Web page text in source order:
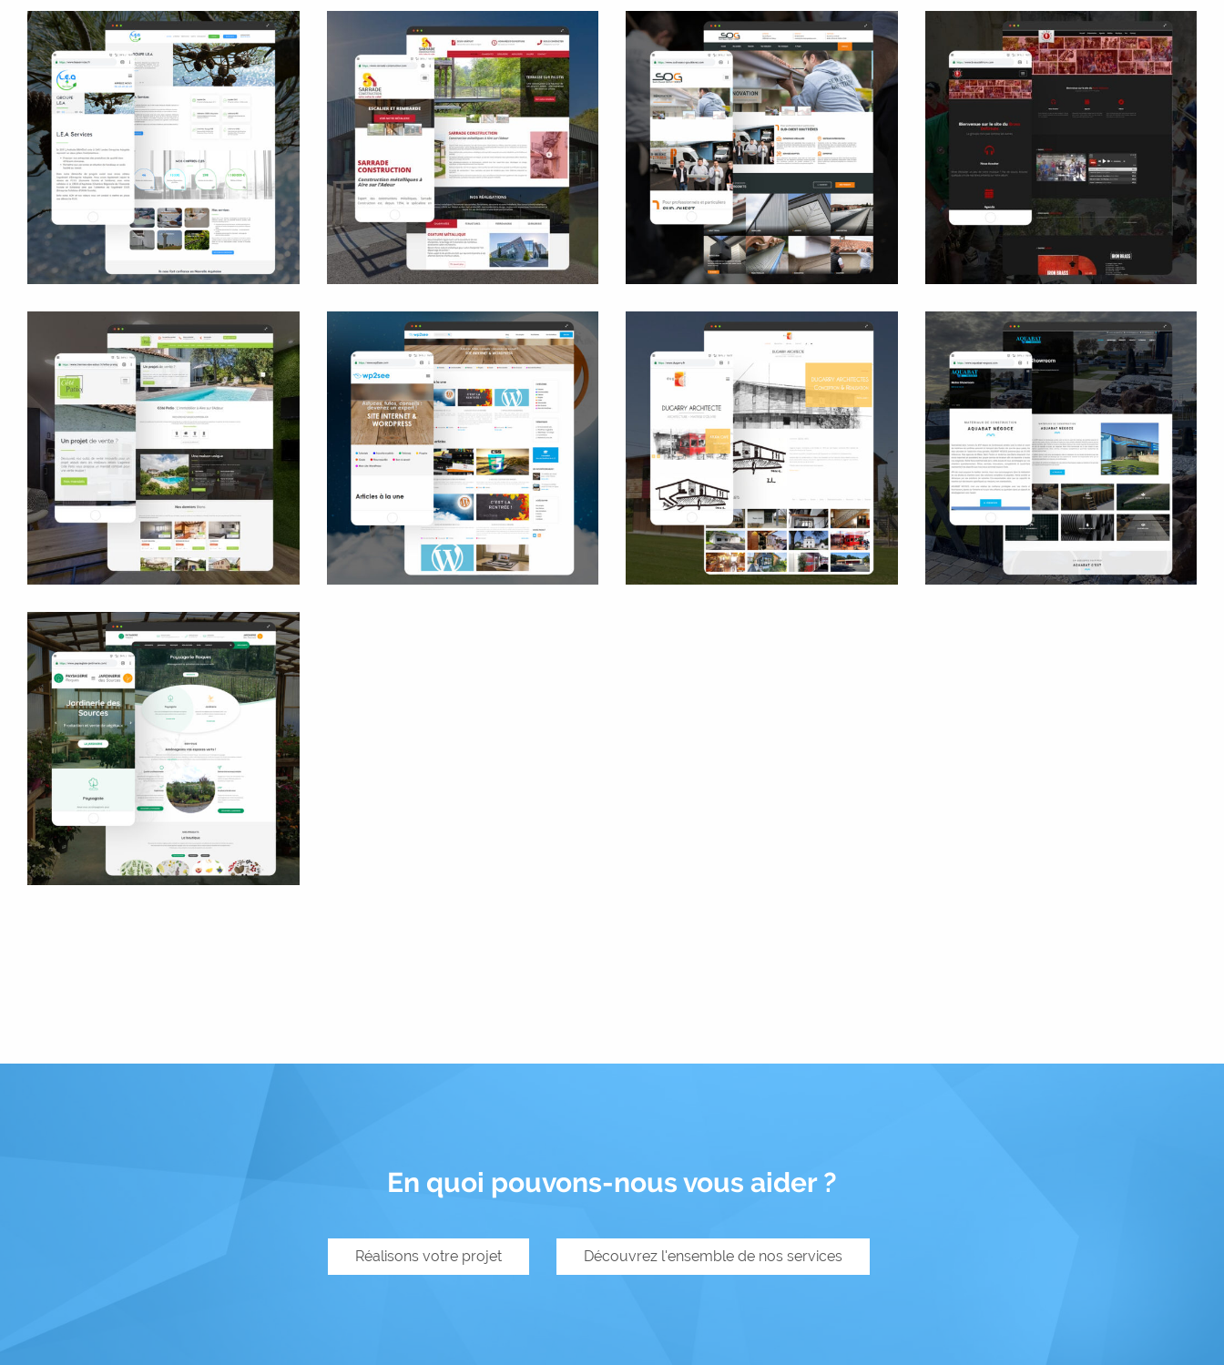
LEA Services
Site internet
Rédaction
Sarrade construction
Site internet
Rédaction des contenus
Sud Ouest Gouttières
Site internet
Logo
Carte de visite
Flocage voiture
Brass Délirium
Facebook
Visuels de communication
Côté Patio Immobilier
Site internet
Rédaction des contenus
Signalétique
Carte de visite
Wp2see
Blog et vente en ligne
Dugarry Architecte
Site internet
Rédaction
Aquabat Négoce
Site internet
Rédaction
Jardinerie des Sources
Site internet
Modernisation logo
En quoi pouvons-nous vous aider ?
Réalisons votre projet Découvrez l'ensemble de nos services